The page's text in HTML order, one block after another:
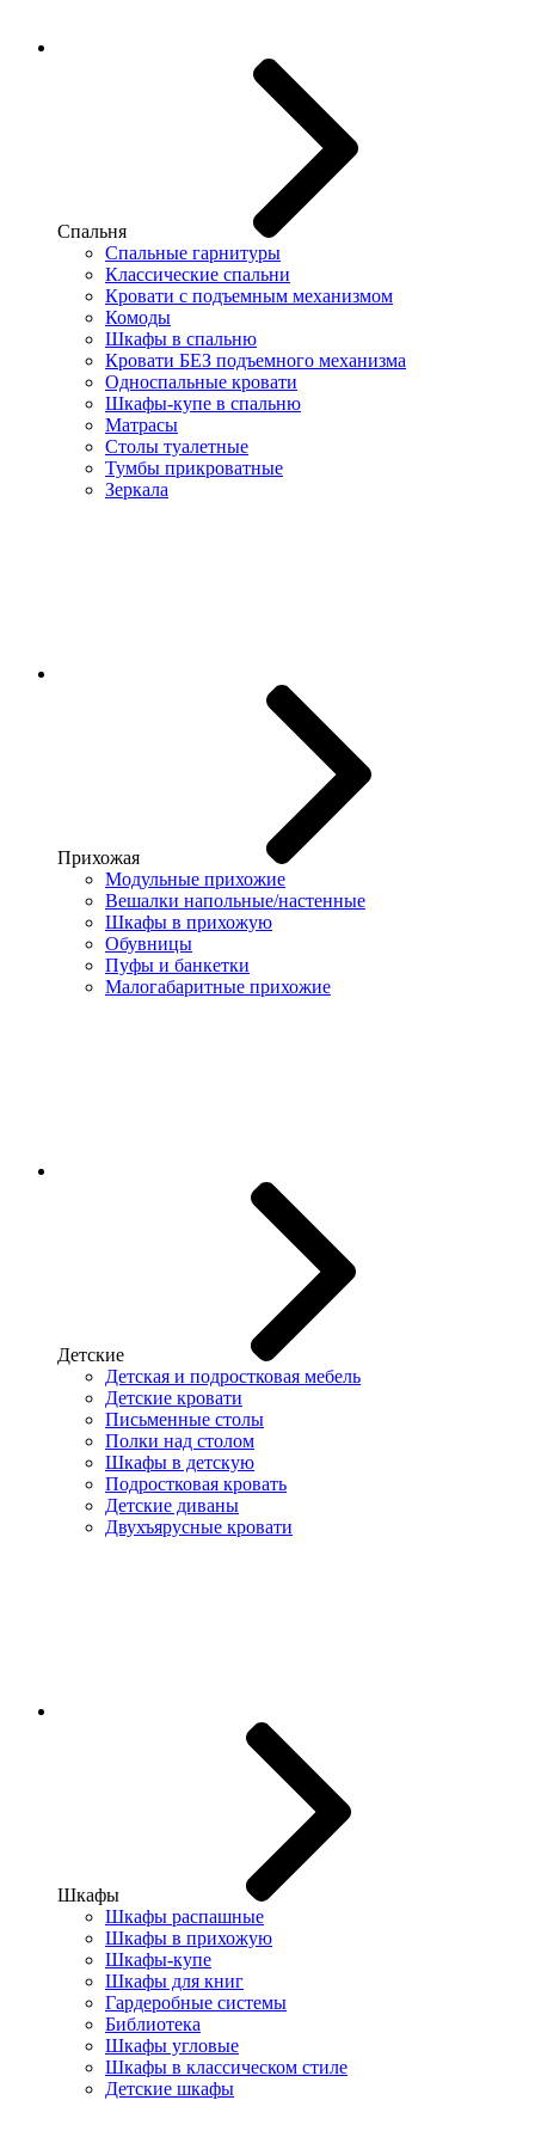
Спальня
Спальные гарнитуры
Классические спальни
Кровати с подъемным механизмом
Комоды
Шкафы в спальню
Кровати БЕЗ подъемного механизма
Односпальные кровати
Шкафы-купе в спальню
Матрасы
Столы туалетные
Тумбы прикроватные
Зеркала
Прихожая
Модульные прихожие
Вешалки напольные/настенные
Шкафы в прихожую
Обувницы
Пуфы и банкетки
Малогабаритные прихожие
Детские
Детская и подростковая мебель
Детские кровати
Письменные столы
Полки над столом
Шкафы в детскую
Подростковая кровать
Детские диваны
Двухъярусные кровати
Шкафы
Шкафы распашные
Шкафы в прихожую
Шкафы-купе
Шкафы для книг
Гардеробные системы
Библиотека
Шкафы угловые
Шкафы в классическом стиле
Детские шкафы